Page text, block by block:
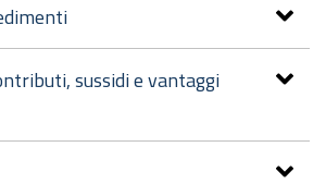
sussidi e vantaggi